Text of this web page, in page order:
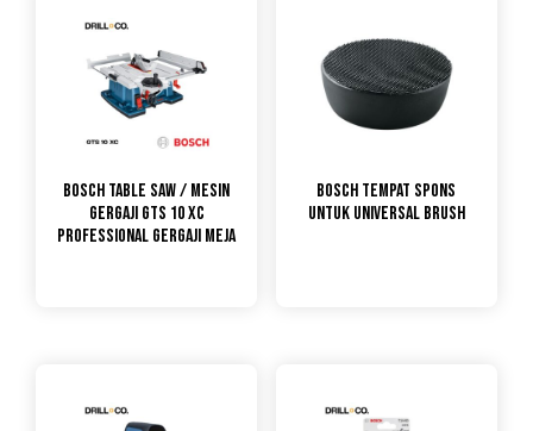
Bosch Table Saw / Mesin
Gergaji GTS 10 XC
PROFESSIONAL GERGAJI MEJA
Bosch Tempat Spons
untuk Universal Brush